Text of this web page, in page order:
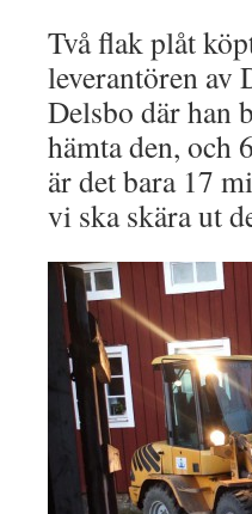
Två flak plåt
leverantören av
Delsbo där han
hämta den, och
är det bara 17
vi ska skära ut